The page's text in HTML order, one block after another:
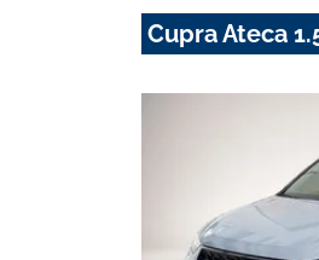
Cupra Ateca